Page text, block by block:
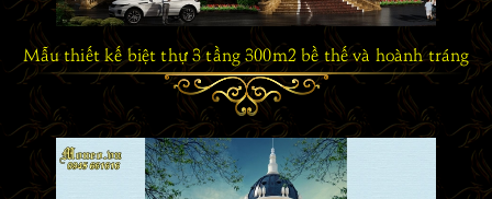
Mẫu thiết kế biệt thự 3 tầng 300m2 bề thế và hoành tráng